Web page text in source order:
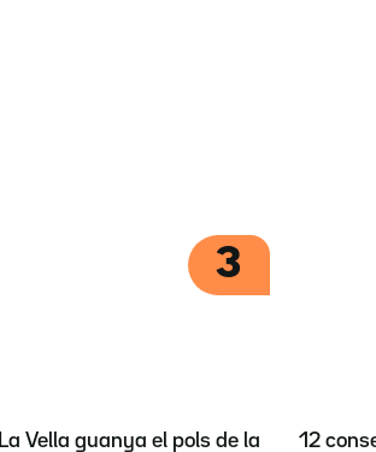
3
La Vella guanya el pols de la
12